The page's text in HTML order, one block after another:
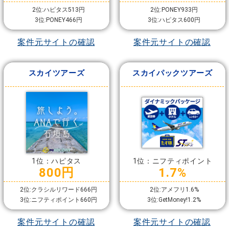
2位:ハピタス513円
3位:PONEY466円
案件元サイトの確認
2位:PONEY933円
3位:ハピタス600円
案件元サイトの確認
スカイツアーズ
1位：ハピタス
800円
2位:クラシルリワード666円
3位:ニフティポイント660円
案件元サイトの確認
スカイパックツアーズ
1位：ニフティポイント
1.7%
2位:アメフリ1.6%
3位:GetMoney!1.2%
案件元サイトの確認